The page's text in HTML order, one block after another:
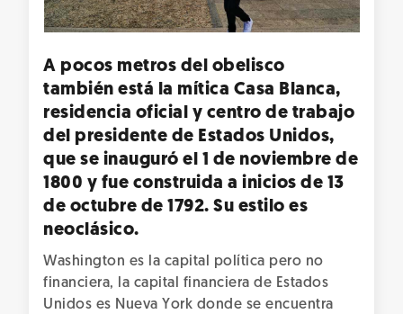
A pocos metros del obelisco
también está la mítica Casa Blanca,
residencia oficial y centro de trabajo
del presidente de Estados Unidos,
que se inauguró el 1 de noviembre de
1800 y fue construida a inicios de 13
de octubre de 1792. Su estilo es
neoclásico.
Washington es la capital política pero no
financiera, la capital financiera de Estados
Unidos es Nueva York donde se encuentra